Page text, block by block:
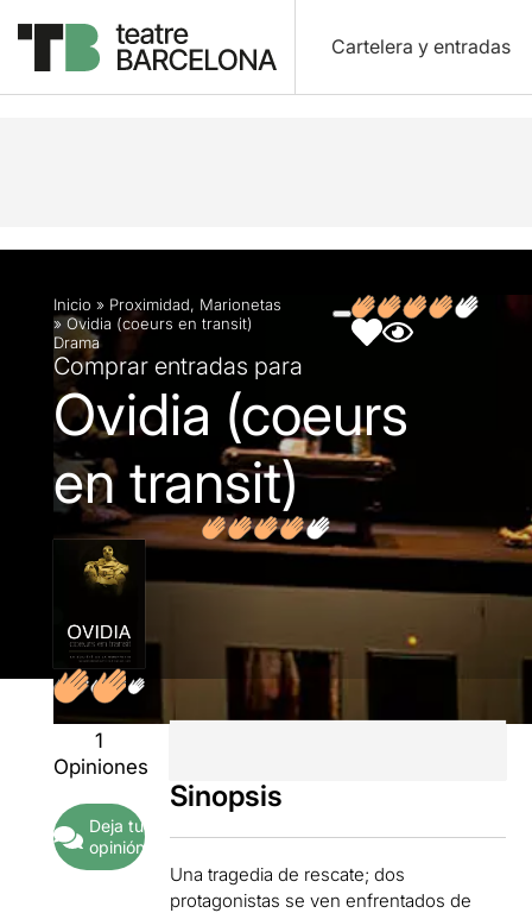
Cartelera y entradas
Descripción Ficha artística Fotos y vídeos
Inicio » Proximidad, Marionetas
» Ovidia (coeurs en transit)
Drama
Comprar entradas para
Ovidia (coeurs
en transit)
1
Opiniones
Deja tu
opinión
Sinopsis
Una tragedia de rescate; dos
protagonistas se ven enfrentados de